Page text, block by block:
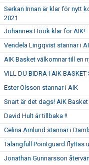
Serkan Innan är klar för nytt
2021
Johannes Höök klar för AIK!
Vendela Lingqvist stannar i
AIK Basket välkomnar till en
VILL DU BIDRA I AIK BASKET
Ester Olsson stannar i AIK
Snart är det dags! AIK
David Hult är tillbaka !!
Celina Arnlund stannar i
Talangfull Pointguard flyttas
Jonathan Gunnarsson